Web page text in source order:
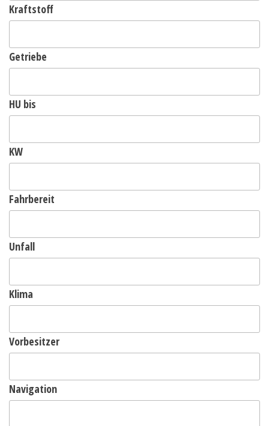
Kraftstoff
Getriebe
HU bis
KW
Fahrbereit
Unfall
Klima
Vorbesitzer
Navigation